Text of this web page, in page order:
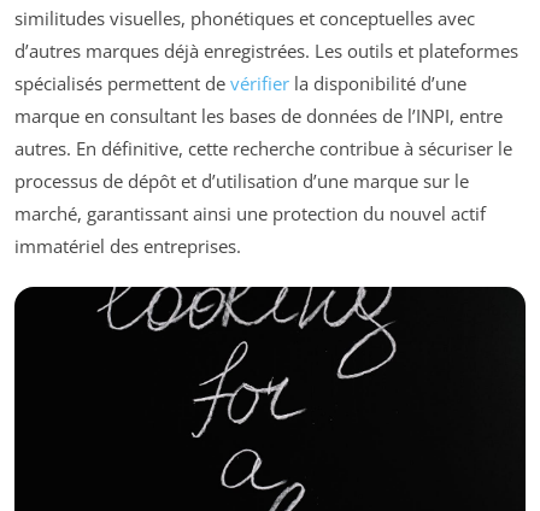
similitudes visuelles, phonétiques et conceptuelles avec
d’autres marques déjà enregistrées. Les outils et plateformes
spécialisés permettent de vérifier la disponibilité d’une
marque en consultant les bases de données de l’INPI, entre
autres. En définitive, cette recherche contribue à sécuriser le
processus de dépôt et d’utilisation d’une marque sur le
marché, garantissant ainsi une protection du nouvel actif
immatériel des entreprises.